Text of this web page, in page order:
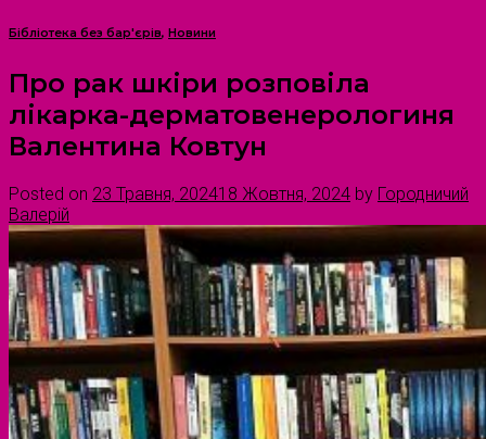
Бібліотека без бар'єрів, Новини
Про рак шкіри розповіла
лікарка-дерматовенерологиня
Валентина Ковтун
Posted on 23 Травня, 202418 Жовтня, 2024 by Городничий
Валерій